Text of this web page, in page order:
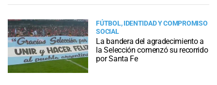
FÚTBOL, IDENTIDAD Y COMPROMISO
SOCIAL
La bandera del agradecimiento a
la Selección comenzó su recorrido
por Santa Fe